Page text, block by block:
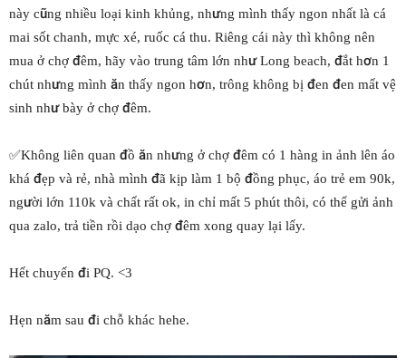
này cũng nhiều loại kinh khủng, nhưng mình thấy ngon nhất là cá
mai sốt chanh, mực xé, ruốc cá thu. Riêng cái này thì không nên
mua ở chợ đêm, hãy vào trung tâm lớn như Long beach, đắt hơn 1
chút nhưng mình ăn thấy ngon hơn, trông không bị đen đen mất vệ
sinh như bày ở chợ đêm.
✅Không liên quan đồ ăn nhưng ở chợ đêm có 1 hàng in ảnh lên áo
khá đẹp và rẻ, nhà mình đã kịp làm 1 bộ đồng phục, áo trẻ em 90k,
người lớn 110k và chất rất ok, in chỉ mất 5 phút thôi, có thể gửi ảnh
qua zalo, trả tiền rồi dạo chợ đêm xong quay lại lấy.
Hết chuyến đi PQ. <3
Hẹn năm sau đi chỗ khác hehe.